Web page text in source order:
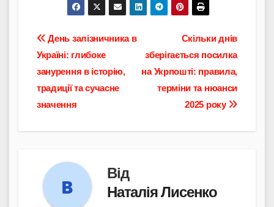
Навігація
записів
Скільки днів
зберігається посилка
на Укрпошті: правила,
терміни та нюанси
2025 року
День залізничника в
Україні: глибоке
занурення в історію,
традиції та сучасне
значення
Від
Наталія Лисенко